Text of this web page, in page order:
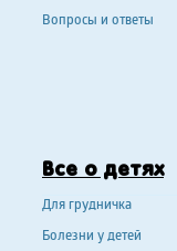
Вопросы и ответы
Все о детях
Для грудничка
Болезни у детей